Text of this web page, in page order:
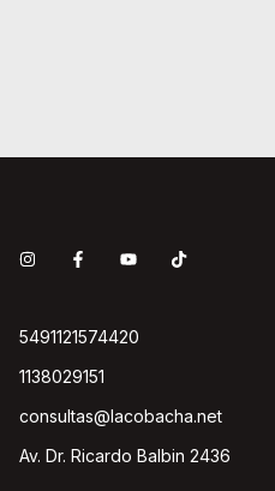
5491121574420
1138029151
consultas@lacobacha.net
Av. Dr. Ricardo Balbin 2436